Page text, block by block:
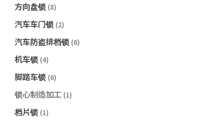
方向盘锁 (8)
汽车车门锁 (2)
汽车防盗排档锁 (6)
机车锁 (4)
脚踏车锁 (6)
锁心制造加工 (1)
档片锁 (1)